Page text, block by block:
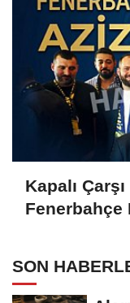
Kapalı
Fenerbahçe
SON